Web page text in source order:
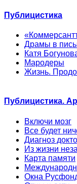
Публицистика
Драмы в
Катя
Мародеры
Жизнь.
Публицистика.
Включи мозг
Все будет
Диагноз
Из жизни
Карта памяти
Окна